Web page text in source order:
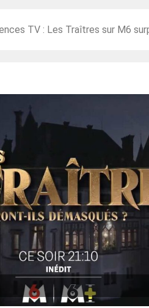
TV : Les Traîtres sur M6